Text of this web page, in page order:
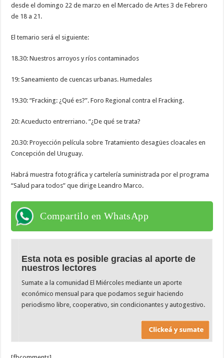
desde el domingo 22 de marzo en el Mercado de Artes 3 de Febrero
de 18 a 21.
El temario será el siguiente:
18.30: Nuestros arroyos y ríos contaminados
19: Saneamiento de cuencas urbanas. Humedales
19.30: “Fracking: ¿Qué es?”. Foro Regional contra el Fracking.
20: Acueducto entrerriano. “¿De qué se trata?
20.30: Proyección película sobre Tratamiento desagües cloacales en
Concepción del Uruguay.
Habrá muestra fotográfica y cartelería suministrada por el programa
“Salud para todos” que dirige Leandro Marco.
Compartilo en WhatsApp
Esta nota es posible gracias al aporte de
nuestros lectores
Sumate a la comunidad El Miércoles mediante un aporte
económico mensual para que podamos seguir haciendo
periodismo libre, cooperativo, sin condicionantes y autogestivo.